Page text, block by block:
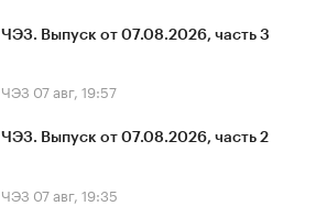
ЧЭЗ. Выпуск от 07.08.2026, часть 3
ЧЭЗ 07 авг, 19:57
ЧЭЗ. Выпуск от 07.08.2026, часть 2
ЧЭЗ 07 авг, 19:35